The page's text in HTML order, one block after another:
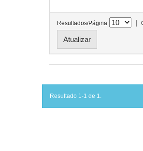
Resultados/Página |
Resultado 1-1 de 1.